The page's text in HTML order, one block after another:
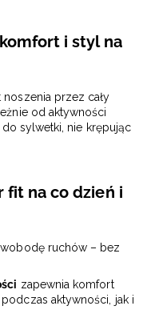
i styl na
przez cały
od aktywności
sylwetki, nie krępując
fit na co dzień i
ruchów – bez
zapewnia komfort
aktywności, jak i